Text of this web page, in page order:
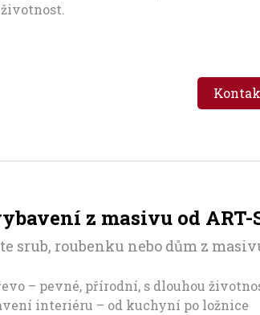
z masivu od ART-
srub, roubenku nebo dům z
– pevné, přírodní, s dlouhou
interiéru – od kuchyní po ložnice